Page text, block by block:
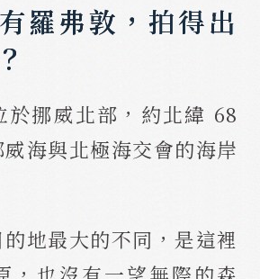
羅弗敦，拍得出
於挪威北部，約北緯 68
海與北極海交會的海岸
地最大的不同，是這裡